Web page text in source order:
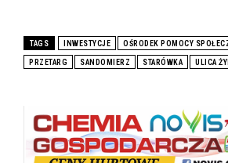
TAGS INWESTYCJE OŚRODEK POMOCY
PRZETARG SANDOMIERZ STARÓWKA ULICA